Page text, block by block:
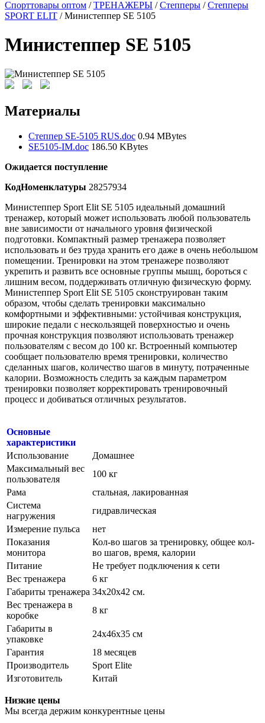
Спорттовары оптом /ТРЕНАЖЕРЫ /Степперы /Степперы
SPORT ELIT / Министеппер SE 5105
Министеппер SE 5105
Материалы
Степпер SE-5105 RUS.doc 0.94 MBytes
SE5105-IM.doc 186.50 KBytes
Ожидается поступление
КодНоменклатуры 28257934
Министеппер Sport Elit SE 5105 идеальный домашний
тренажер, который может использовать любой пользователь
вне зависимости от начального уровня физической
подготовки. Компактный размер тренажера позволяет
использовать и без труда хранить его даже в очень небольшом
помещении. Тренировки на этом тренажере позволяют
укрепить и развить все основные группы мышц, бороться с
лишним весом, поддерживать отличную физическую форму.
Министеппер Sport Elit SE 5105 сконструирован таким
образом, чтобы сделать тренировки максимально
комфортными и эффективными: устойчивая конструкция,
широкие педали с нескользящей поверхностью и очень
прочная конструкция позволяют использовать тренажер
пользователям с весом до 100 кг. Встроенный компьютер
сообщает пользователю время тренировки, количество
сделанных шагов, количество шагов в минуту, потраченные
калории. Возможность следить за каждым параметром
тренировки позволяет корректировать тренировочный
процесс и добиваться отличных результатов.
Основные
характеристики
Использование
Домашнее
Максимальный вес
пользователя
100 кг
Рама
стальная, лакированная
Система
нагружения
гидравлическая
Измерение пульса
нет
Показания
монитора
Кол-во шагов за тренировку, общее кол-
во шагов, время, калории
Питание
Не требует подключения к сети
Вес тренажера
6 кг
Габариты тренажера 34х20х42 см.
Вес тренажера в
коробке
8 кг
Габариты в
упаковке
24х46х35 см
Гарантия
18 месяцев
Производитель
Sport Elite
Изготовитель
Китай
Низкие цены
Мы всегда держим конкурентные цены